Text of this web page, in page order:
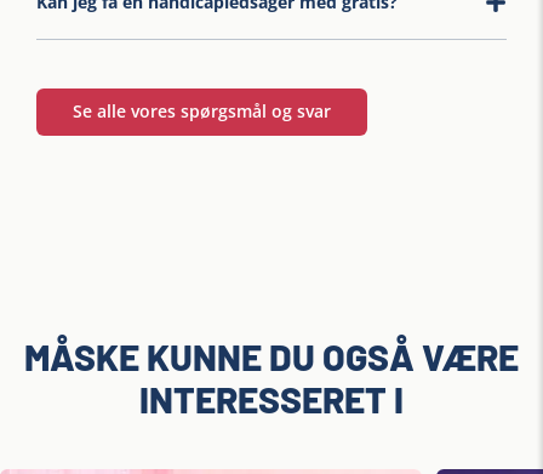
Se alle vores spørgsmål og svar
MÅSKE KUNNE DU OGSÅ VÆRE
INTERESSERET I